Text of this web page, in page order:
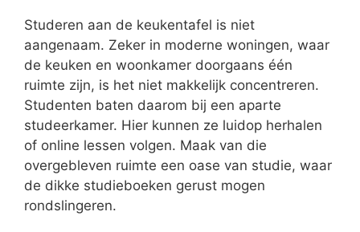
Studeren aan de keukentafel is niet
aangenaam. Zeker in moderne woningen, waar
de keuken en woonkamer doorgaans één
ruimte zijn, is het niet makkelijk concentreren.
Studenten baten daarom bij een aparte
studeerkamer. Hier kunnen ze luidop herhalen
of online lessen volgen. Maak van die
overgebleven ruimte een oase van studie, waar
de dikke studieboeken gerust mogen
rondslingeren.